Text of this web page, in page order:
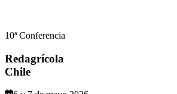
10aConferencia
Redagrícola
Chile